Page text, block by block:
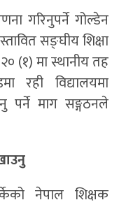
गरिनुपर्ने गोल्डेन
सङ्घीय शिक्षा
(१) मा स्थानीय तह
रही विद्यालयमा
पर्ने माग सङ्गठनले
नेपाल शिक्षक